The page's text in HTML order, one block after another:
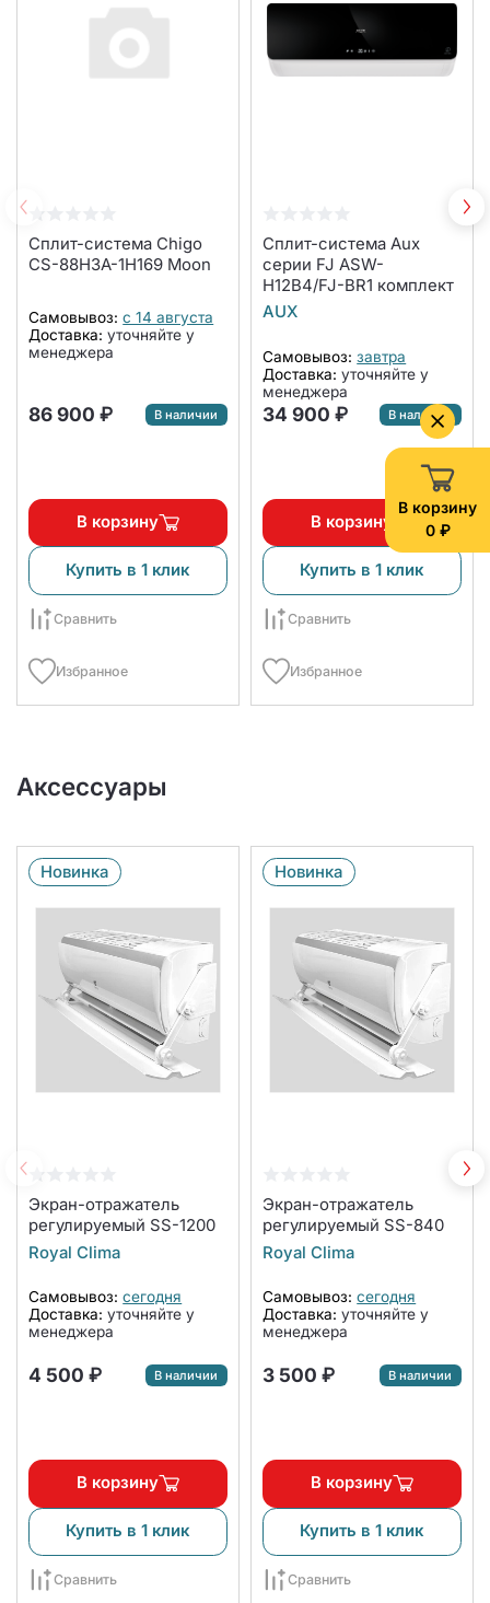
В корзину
0 ₽
Сплит-система Chigo
CS-88H3A-1H169 Moon
Самовывоз: с 14 августа
Доставка: уточняйте у
менеджера
86 900 ₽ В наличии
В корзину
Купить в 1 клик
Сравнить
Избранное
Сплит-система Aux
серии FJ ASW-
H12B4/FJ-BR1 комплект
AUX
Самовывоз: завтра
Доставка: уточняйте у
менеджера
34 900 ₽ В наличии
В корзину
Купить в 1 клик
Сравнить
Избранное
Аксессуары
Новинка
Экран-отражатель
регулируемый SS-1200
Royal Clima
Самовывоз: сегодня
Доставка: уточняйте у
менеджера
4 500 ₽ В наличии
В корзину
Купить в 1 клик
Сравнить
Новинка
Экран-отражатель
регулируемый SS-840
Royal Clima
Самовывоз: сегодня
Доставка: уточняйте у
менеджера
3 500 ₽ В наличии
В корзину
Купить в 1 клик
Сравнить